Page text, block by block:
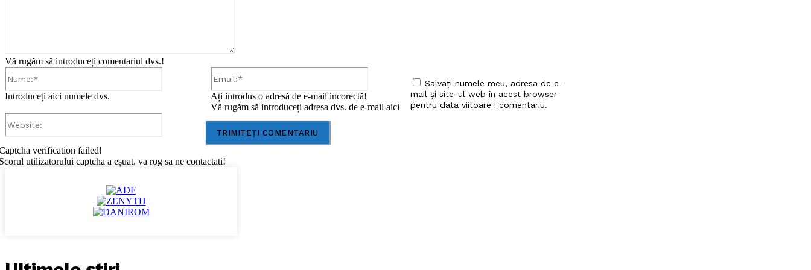
Vă rugăm să introduceți comentariul dvs.!
Introduceți aici numele dvs.
Email:*
Ați introdus o adresă de e-mail incorectă!
Vă rugăm să introduceți adresa dvs. de e-mail aici
Salvați numele meu, adresa de e-
mail și site-ul web în acest browser
pentru data viitoare i comentariu.
verification failed!
utilizatorului captcha a eșuat. va rog sa ne contactati!